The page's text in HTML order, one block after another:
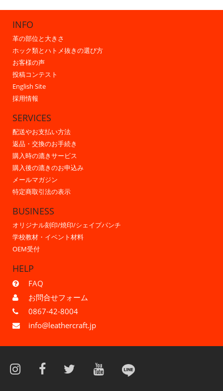
INFO
革の部位と大きさ
ホック類とハトメ抜きの選び方
お客様の声
投稿コンテスト
English Site
採用情報
SERVICES
配送やお支払い方法
返品・交換のお手続き
購入時の漉きサービス
購入後の漉きのお申込み
メールマガジン
特定商取引法の表示
BUSINESS
オリジナル刻印/焼印/シェイプパンチ
学校教材・イベント材料
OEM受付
HELP
FAQ
お問合せフォーム
0867-42-8004
info@leathercraft.jp